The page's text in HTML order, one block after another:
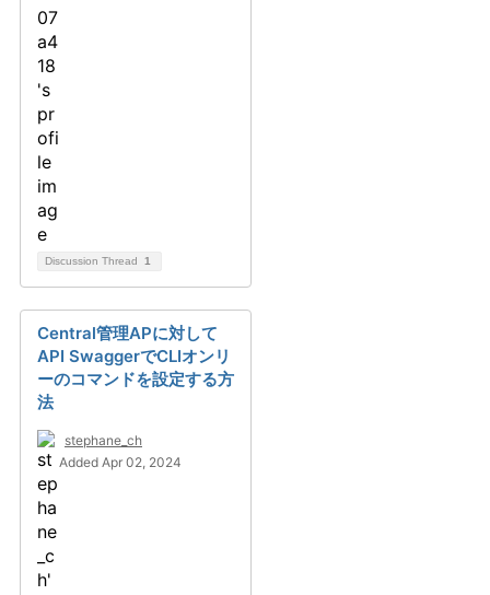
Discussion Thread 1
Central管理APに対して
API SwaggerでCLIオンリ
ーのコマンドを設定する方
法
stephane_ch
Added Apr 02, 2024